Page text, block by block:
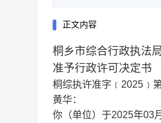
正文内容
桐乡市综合行政执法
准予行政许可决定书
桐综执许准字﹝2025﹞
黄华：
你（单位）于2025年03